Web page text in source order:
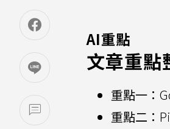
AI重點
文章重點
重點一：
重點二：